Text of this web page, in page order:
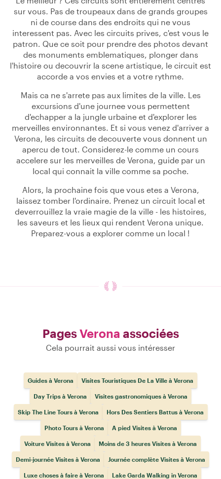
sur vous. Pas de troupeaux dans de grands groupes
ni de course dans des endroits qui ne vous
interessent pas. Avec les circuits prives, c'est vous le
patron. Que ce soit pour prendre des photos devant
des monuments emblematiques, plonger dans
l'histoire ou decouvrir la scene artistique, le circuit est
accorde a vos envies et a votre rythme.
Mais ca ne s'arrete pas aux limites de la ville. Les
excursions d'une journee vous permettent
d'echapper a la jungle urbaine et d'explorer les
merveilles environnantes. Et si vous venez d'arriver a
Verona, les circuits de decouverte vous donnent un
apercu de tout. Considerez-le comme un cours
accelere sur les merveilles de Verona, guide par un
local qui connait la ville comme sa poche.
Alors, la prochaine fois que vous etes a Verona,
laissez tomber l'ordinaire. Prenez un circuit local et
deverrouillez la vraie magie de la ville - les histoires,
les saveurs et les lieux qui rendent Verona unique.
Preparez-vous a explorer comme un local !
PagesVerona associées
Cela pourrait aussi vous intéresser
Guides à Verona Visites Touristiques De La Ville à Verona
Day Trips à Verona Visites gastronomiques à Verona
Skip The Line Tours à Verona Hors Des Sentiers Battus à Verona
Photo Tours à Verona A pied Visites à Verona
Voiture Visites à Verona Moins de 3 heures Visites à Verona
Demi-journée Visites à Verona Journée complète Visites à Verona
Luxe choses à faire à Verona Lake Garda Walking in Verona